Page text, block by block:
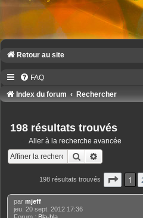
Retour au site
FAQ
Index du forum
Rechercher
198 résultats trouvés
Aller à la recherche avancée
Rechercher
198 résultats trouvés Page 1
1
par mjeff
jeu. 20 sept. 2012 17:36